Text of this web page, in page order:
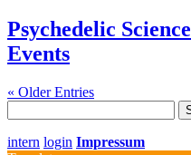
Psychedelic
Events
« Older Entries
for:
intern login Impressum